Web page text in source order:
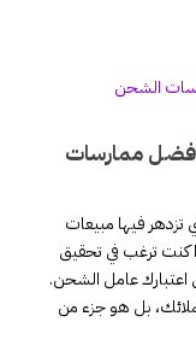
ممارسات
تزدهر فيها مبيعات
كنت ترغب في تحقيق
عامل الشحن.
بل هو جزء من